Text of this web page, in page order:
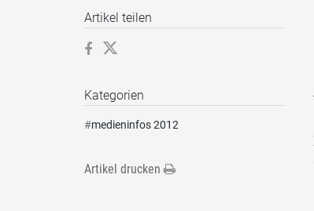
Artikel teilen
Kategorien
#medieninfos 2012
Artikel drucken